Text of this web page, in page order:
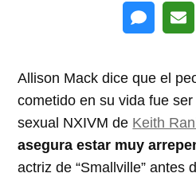
Allison Mack dice que el
cometido en su vida fue
sexual NXIVM de Keith
asegura estar muy
actriz de “Smallville” antes